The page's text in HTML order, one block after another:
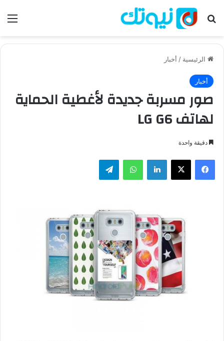
بحث عن
الرئيسية / أخبار
أخبار
صور مسربة جديدة لأغطية الحماية
لهاتف LG G6
دقيقة واحدة
فيسبوك لينكدإن واتساب